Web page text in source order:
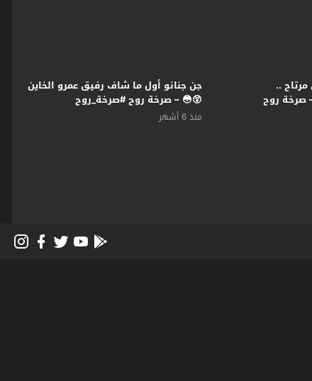
..
صرخة روح
جن جنانو أول ما شاف رفيق عمرو الخاين
😲😳 – صرخة روح #صرخة_روح
منذ 6 أشهر